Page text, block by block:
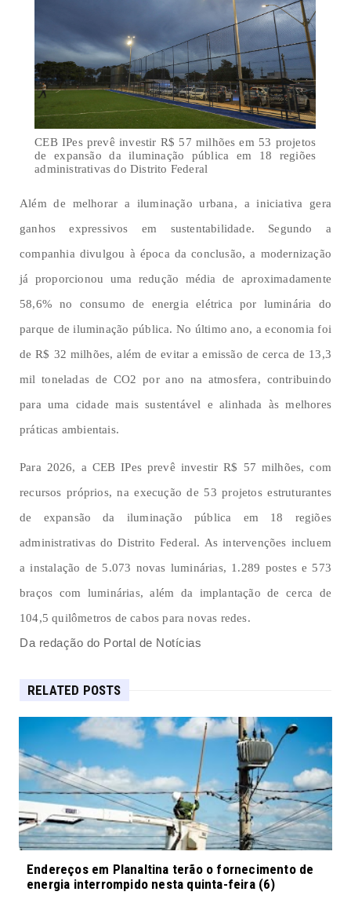
CEB IPes prevê investir R$ 57 milhões em 53 projetos
de expansão da iluminação pública em 18 regiões
administrativas do Distrito Federal
Além de melhorar a iluminação urbana, a iniciativa gera
ganhos expressivos em sustentabilidade. Segundo a
companhia divulgou à época da conclusão, a modernização
já proporcionou uma redução média de aproximadamente
58,6% no consumo de energia elétrica por luminária do
parque de iluminação pública. No último ano, a economia foi
de R$ 32 milhões, além de evitar a emissão de cerca de 13,3
mil toneladas de CO2 por ano na atmosfera, contribuindo
para uma cidade mais sustentável e alinhada às melhores
práticas ambientais.
Para 2026, a CEB IPes prevê investir R$ 57 milhões, com
recursos próprios, na execução de 53 projetos estruturantes
de expansão da iluminação pública em 18 regiões
administrativas do Distrito Federal. As intervenções incluem
a instalação de 5.073 novas luminárias, 1.289 postes e 573
braços com luminárias, além da implantação de cerca de
104,5 quilômetros de cabos para novas redes.
Da redação do Portal de Notícias
RELATED POSTS
Endereços em Planaltina terão o fornecimento de
energia interrompido nesta quinta-feira (6)